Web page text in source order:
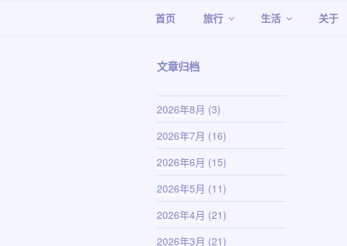
首页 旅行 生活 关于
文章归档
2026年8月 (3)
2026年7月 (16)
2026年6月 (15)
2026年5月 (11)
2026年4月 (21)
2026年3月 (21)